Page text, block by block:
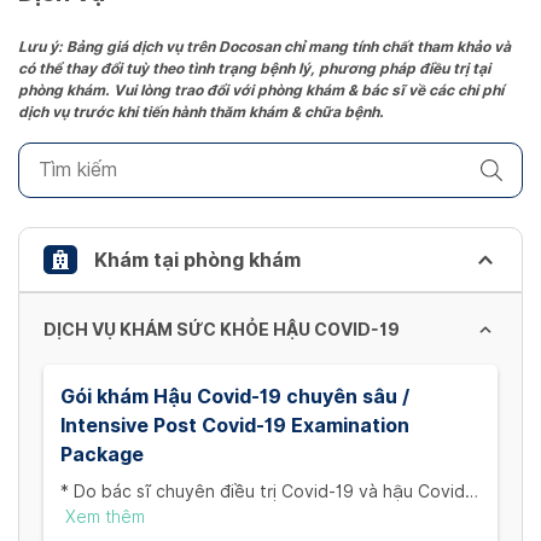
the
question
mark
to
keyboard
shortcuts
changing
Lưu ý: Bảng giá dịch vụ trên Docosan chỉ mang tính chất tham khảo và
có thể thay đổi tuỳ theo tình trạng bệnh lý, phương pháp điều trị tại
phòng khám. Vui lòng trao đổi với phòng khám & bác sĩ về các chi phí
dịch vụ trước khi tiến hành thăm khám & chữa bệnh.
Khám tại phòng khám
DỊCH VỤ KHÁM SỨC KHỎE HẬU COVID-19
Gói khám Hậu Covid-19 chuyên sâu /
Intensive Post Covid-19 Examination
Package
* Do bác sĩ chuyên điều trị Covid-19 và hậu Covid-
19 đảm nhận ** Gói khám bao gồm: 1. Khám lâm
Xem thêm